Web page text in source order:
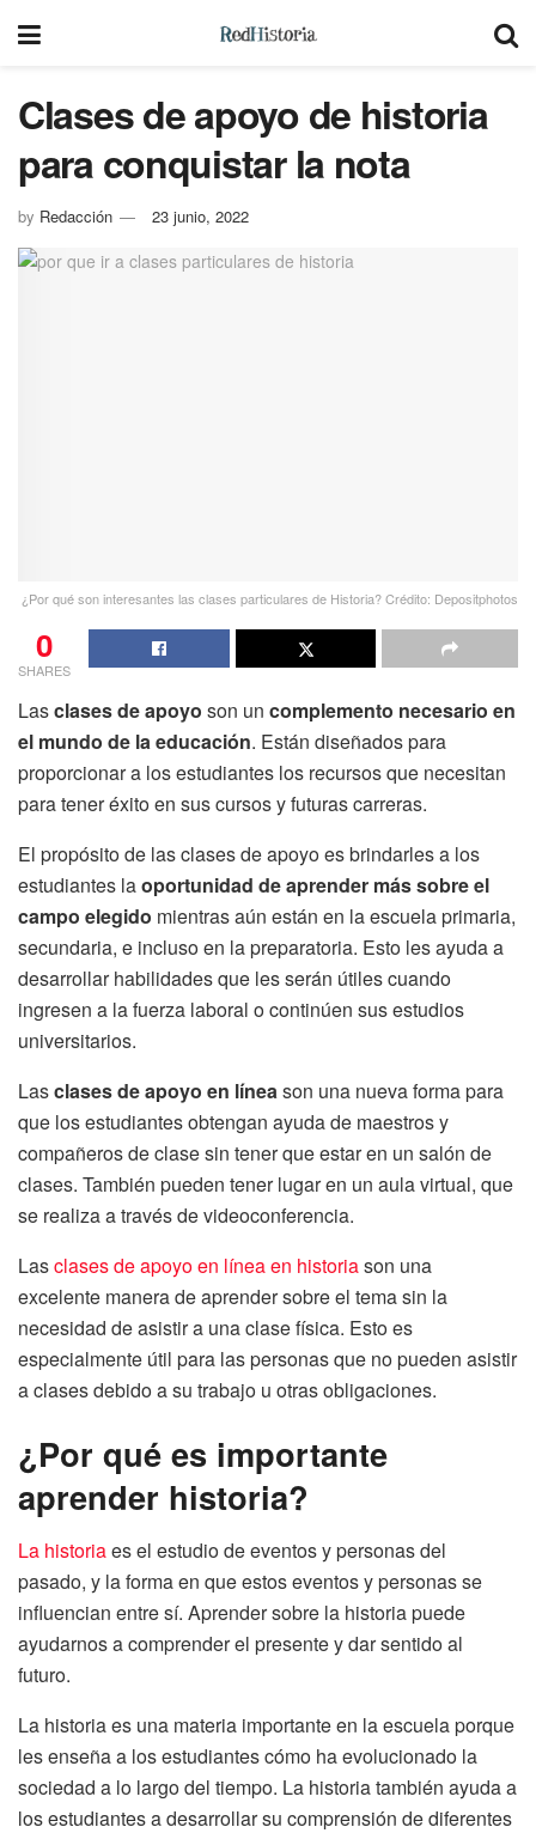
Clases de apoyo de historia
para conquistar la nota
by Redacción 23 junio, 2022
¿Por qué son interesantes las clases particulares de Historia? Crédito: Depositphotos
0
SHARES
Lasclases de apoyo son un complemento necesario en
el mundo de la educación. Están diseñados para
proporcionar a los estudiantes los recursos que necesitan
para tener éxito en sus cursos y futuras carreras.
El propósito de las clases de apoyo es brindarles a los
estudiantes laoportunidad de aprender más sobre el
campo elegido mientras aún están en la escuela primaria,
secundaria, e incluso en la preparatoria. Esto les ayuda a
desarrollar habilidades que les serán útiles cuando
ingresen a la fuerza laboral o continúen sus estudios
universitarios.
Lasclases de apoyo en líneason una nueva forma para
que los estudiantes obtengan ayuda de maestros y
compañeros de clase sin tener que estar en un salón de
clases. También pueden tener lugar en un aula virtual, que
se realiza a través de videoconferencia.
Lasclases de apoyo en línea en historiason una
excelente manera de aprender sobre el tema sin la
necesidad de asistir a una clase física. Esto es
especialmente útil para las personas que no pueden asistir
a clases debido a su trabajo u otras obligaciones.
¿Por qué es importante
aprender historia?
La historiaes el estudio de eventos y personas del
pasado, y la forma en que estos eventos y personas se
influencian entre sí. Aprender sobre la historia puede
ayudarnos a comprender el presente y dar sentido al
futuro.
La historia es una materia importante en la escuela porque
les enseña a los estudiantes cómo ha evolucionado la
sociedad a lo largo del tiempo. La historia también ayuda a
los estudiantes a desarrollar su comprensión de diferentes